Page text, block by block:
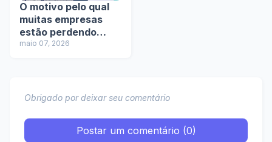
O motivo pelo qual
muitas empresas
estão perdendo
clientes no
maio 07, 2026
Obrigado por deixar seu comentário
Postar um comentário (0)